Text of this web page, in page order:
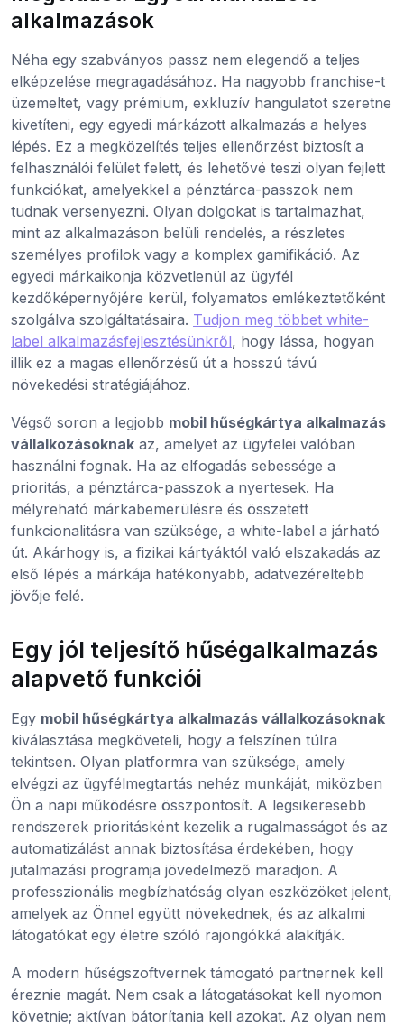
alkalmazások
Néha egy szabványos passz nem elegendő a teljes
elképzelése megragadásához. Ha nagyobb franchise-t
üzemeltet, vagy prémium, exkluzív hangulatot szeretne
kivetíteni, egy egyedi márkázott alkalmazás a helyes
lépés. Ez a megközelítés teljes ellenőrzést biztosít a
felhasználói felület felett, és lehetővé teszi olyan fejlett
funkciókat, amelyekkel a pénztárca-passzok nem
tudnak versenyezni. Olyan dolgokat is tartalmazhat,
mint az alkalmazáson belüli rendelés, a részletes
személyes profilok vagy a komplex gamifikáció. Az
egyedi márkaikonja közvetlenül az ügyfél
kezdőképernyőjére kerül, folyamatos emlékeztetőként
szolgálva szolgáltatásaira. Tudjon meg többet white-
label alkalmazásfejlesztésünkről, hogy lássa, hogyan
illik ez a magas ellenőrzésű út a hosszú távú
növekedési stratégiájához.
Végső soron a legjobb mobil hűségkártya alkalmazás
vállalkozásoknak az, amelyet az ügyfelei valóban
használni fognak. Ha az elfogadás sebessége a
prioritás, a pénztárca-passzok a nyertesek. Ha
mélyreható márkabemerülésre és összetett
funkcionalitásra van szüksége, a white-label a járható
út. Akárhogy is, a fizikai kártyáktól való elszakadás az
első lépés a márkája hatékonyabb, adatvezéreltebb
jövője felé.
Egy jól teljesítő hűségalkalmazás
alapvető funkciói
Egy mobil hűségkártya alkalmazás vállalkozásoknak
kiválasztása megköveteli, hogy a felszínen túlra
tekintsen. Olyan platformra van szüksége, amely
elvégzi az ügyfélmegtartás nehéz munkáját, miközben
Ön a napi működésre összpontosít. A legsikeresebb
rendszerek prioritásként kezelik a rugalmasságot és az
automatizálást annak biztosítása érdekében, hogy
jutalmazási programja jövedelmező maradjon. A
professzionális megbízhatóság olyan eszközöket jelent,
amelyek az Önnel együtt növekednek, és az alkalmi
látogatókat egy életre szóló rajongókká alakítják.
A modern hűségszoftvernek támogató partnernek kell
éreznie magát. Nem csak a látogatásokat kell nyomon
követnie; aktívan bátorítania kell azokat. Az olyan nem